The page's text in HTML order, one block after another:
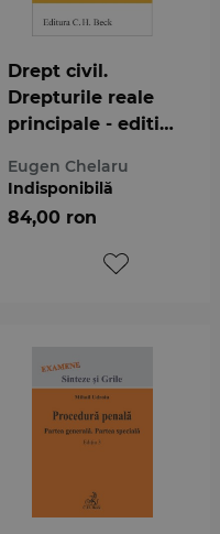
Drept civil.
Drepturile reale
principale - editia
Eugen Chelaru
Indisponibilă
84,00 ron